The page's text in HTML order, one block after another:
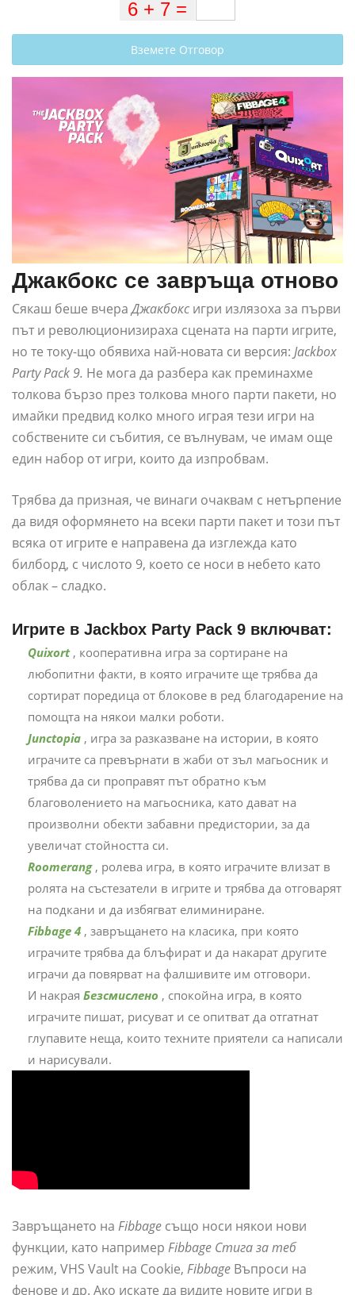
Вземете Отговор
Джакбокс се завръща отново
Сякаш беше вчераДжакбокс игри излязоха за първи
път и революционизираха сцената на парти игрите,
но те току-що обявиха най-новата си версия: Jackbox
Party Pack 9. Не мога да разбера как преминахме
толкова бързо през толкова много парти пакети, но
имайки предвид колко много играя тези игри на
собствените си събития, се вълнувам, че имам още
един набор от игри, които да изпробвам.
Трябва да призная, че винаги очаквам с нетърпение
да видя оформянето на всеки парти пакет и този път
всяка от игрите е направена да изглежда като
билборд, с числото 9, което се носи в небето като
облак – сладко.
Игрите в Jackbox Party Pack 9 включват:
Quixort , кооперативна игра за сортиране на
любопитни факти, в която играчите ще трябва да
сортират поредица от блокове в ред благодарение на
помощта на някои малки роботи.
Junctopia , игра за разказване на истории, в която
играчите са превърнати в жаби от зъл магьосник и
трябва да си проправят път обратно към
благоволението на магьосника, като дават на
произволни обекти забавни предистории, за да
увеличат стойността си.
Roomerang , ролева игра, в която играчите влизат в
ролята на състезатели в игрите и трябва да отговарят
на подкани и да избягват елиминиране.
Fibbage 4 , завръщането на класика, при която
играчите трябва да блъфират и да накарат другите
играчи да повярват на фалшивите им отговори.
И накрая Безсмислено , спокойна игра, в която
играчите пишат, рисуват и се опитват да отгатнат
глупавите неща, които техните приятели са написали
и нарисували.
Завръщането на Fibbage също носи някои нови
функции, като например Fibbage Стига за теб
режим, VHS Vault на Cookie, Fibbage Въпроси на
фенове и др. Ако искате да видите новите игри в